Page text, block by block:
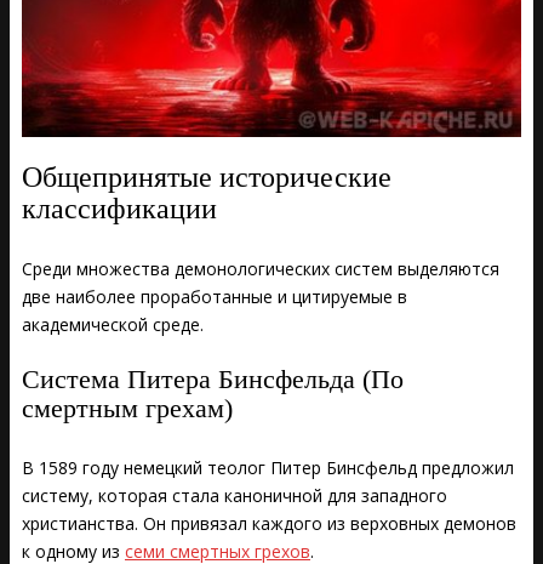
Общепринятые исторические
классификации
Среди множества демонологических систем выделяются
две наиболее проработанные и цитируемые в
академической среде.
Система Питера Бинсфельда (По
смертным грехам)
В 1589 году немецкий теолог Питер Бинсфельд предложил
систему, которая стала каноничной для западного
христианства. Он привязал каждого из верховных демонов
к одному из семи смертных грехов.